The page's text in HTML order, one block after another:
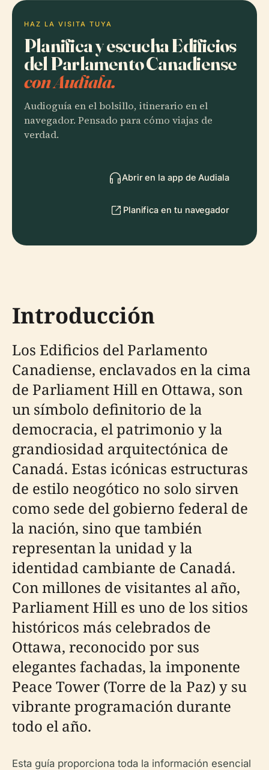
HAZ LA VISITA TUYA
Planifica y escucha Edificios
del Parlamento Canadiense
con Audiala.
Audioguía en el bolsillo, itinerario en el
navegador. Pensado para cómo viajas de
verdad.
Abrir en la app de Audiala
Planifica en tu navegador
Introducción
Los Edificios del Parlamento
Canadiense, enclavados en la cima
de Parliament Hill en Ottawa, son
un símbolo definitorio de la
democracia, el patrimonio y la
grandiosidad arquitectónica de
Canadá. Estas icónicas estructuras
de estilo neogótico no solo sirven
como sede del gobierno federal de
la nación, sino que también
representan la unidad y la
identidad cambiante de Canadá.
Con millones de visitantes al año,
Parliament Hill es uno de los sitios
históricos más celebrados de
Ottawa, reconocido por sus
elegantes fachadas, la imponente
Peace Tower (Torre de la Paz) y su
vibrante programación durante
todo el año.
Esta guía proporciona toda la información esencial